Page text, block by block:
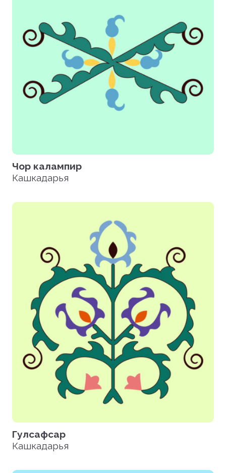
Чор калампир
Кашкадарья
Гулсафсар
Кашкадарья